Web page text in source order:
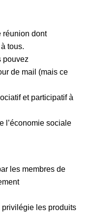
réunion dont
tous.
pouvez
de mail (mais ce
et participatif à
l’économie sociale
les membres de
les produits